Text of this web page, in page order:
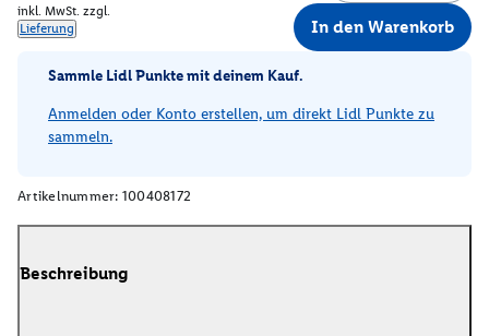
inkl. MwSt. zzgl.
Lieferung
In den Warenkorb
Sammle Lidl Punkte mit deinem Kauf.
Anmelden oder Konto erstellen, um direkt Lidl Punkte zu
sammeln.
Artikelnummer: 100408172
Beschreibung